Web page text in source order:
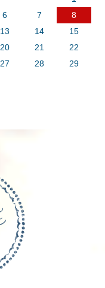
6 7
8
13 14
15
20 21
22
27 28
29